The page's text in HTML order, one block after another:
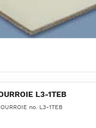
L3-1TEB
no. L3-1TEB